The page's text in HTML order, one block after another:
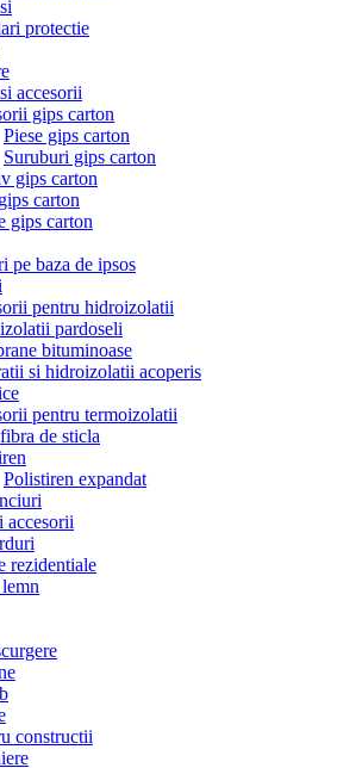
protectie
accesorii
gips carton
Piese gips carton
Suruburi gips carton
gips carton
carton
gips carton
pe baza de ipsos
pentru hidroizolatii
pardoseli
bituminoase
si hidroizolatii acoperis
pentru termoizolatii
de sticla
Polistiren expandat
accesorii
rezidentiale
constructii